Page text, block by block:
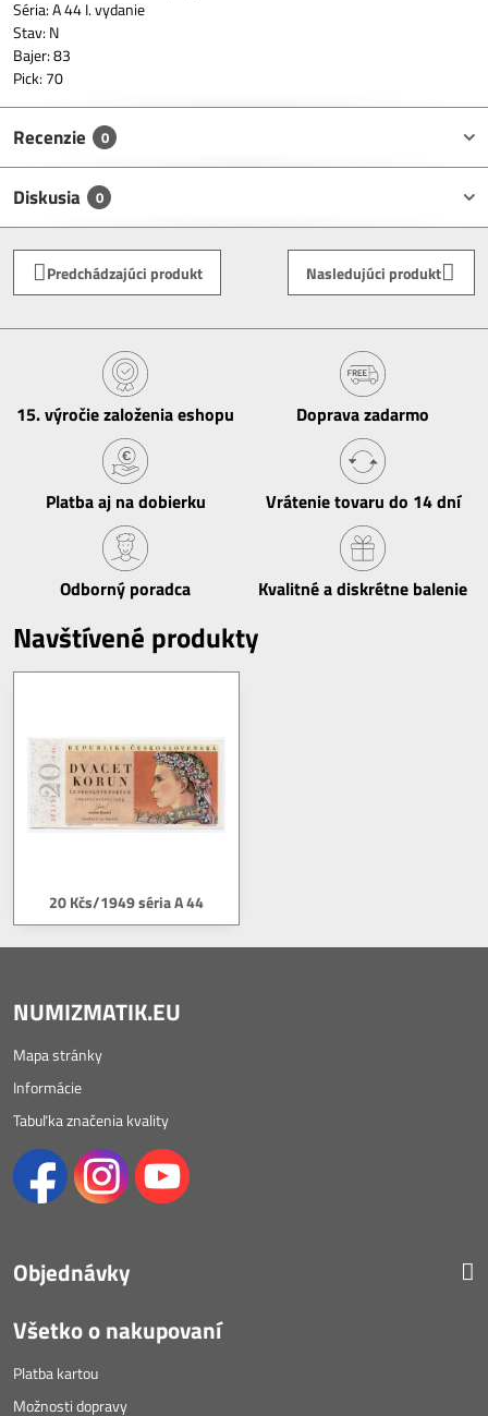
Séria: A 44 I. vydanie
Stav: N
Bajer: 83
Pick: 70
Recenzie 0
Diskusia 0
Predchádzajúci produkt Nasledujúci produkt
15​. výročie založenia eshopu Doprava zadarmo
Platba aj na dobierku Vrátenie tovaru do 14 dní
Odborný poradca Kvalitné a diskrétne balenie
Navštívené produkty
20 Kčs/1949 séria A 44
NUMIZMATIK.EU
Mapa stránky
Informácie
Tabuľka značenia kvality
Objednávky
Všetko o nakupovaní
Platba kartou
Možnosti dopravy